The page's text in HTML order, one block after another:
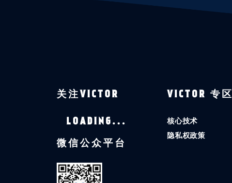
关注VICTOR
LOADING...
微信公众平台
VICTOR 专区
核心技术
隐私权政策